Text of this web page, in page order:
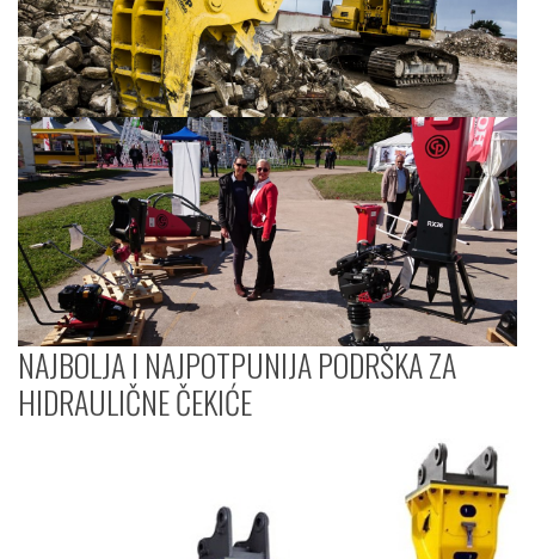
NAJBOLJA I NAJPOTPUNIJA PODRŠKA ZA
HIDRAULIČNE ČEKIĆE